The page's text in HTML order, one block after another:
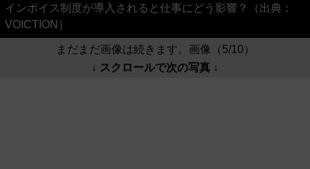
インボイス制度が導入されると仕事にどう影響？（出典：
VOICTION）
まだまだ画像は続きます。画像（5/10）
↓ スクロールで次の写真 ↓